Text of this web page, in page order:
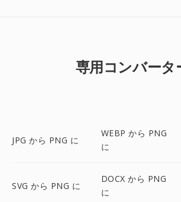
専用コンバータ
JPG から PNG に
WEBP から PNG
に
SVG から PNG に
DOCX から PNG
に